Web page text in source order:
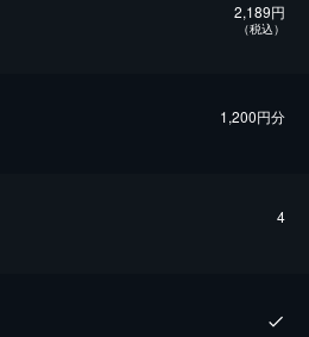
2,189円
（税込）
1,200円分
4